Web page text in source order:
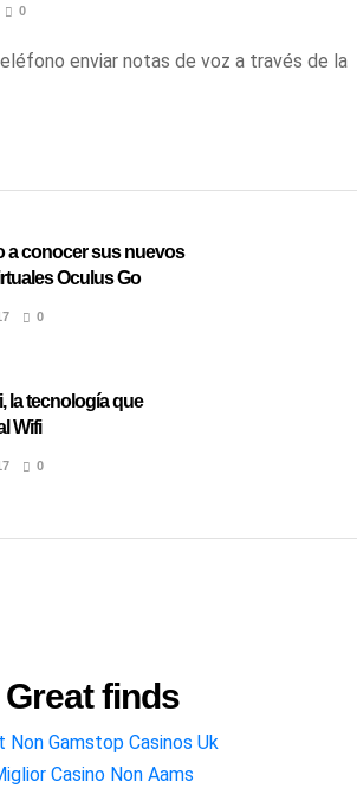
0
enviar notas de voz a través de la
a conocer sus nuevos
Oculus Go
0
la tecnología que
Wifi
0
Great finds
Non Gamstop Casinos Uk
Casino Non Aams